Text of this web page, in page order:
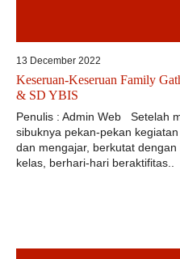
13 December 2022
Keseruan-Keseruan Family
& SD YBIS
Penulis : Admin Web Setelah
sibuknya pekan-pekan
dan mengajar, berkutat dengan
kelas, berhari-hari beraktifitas..